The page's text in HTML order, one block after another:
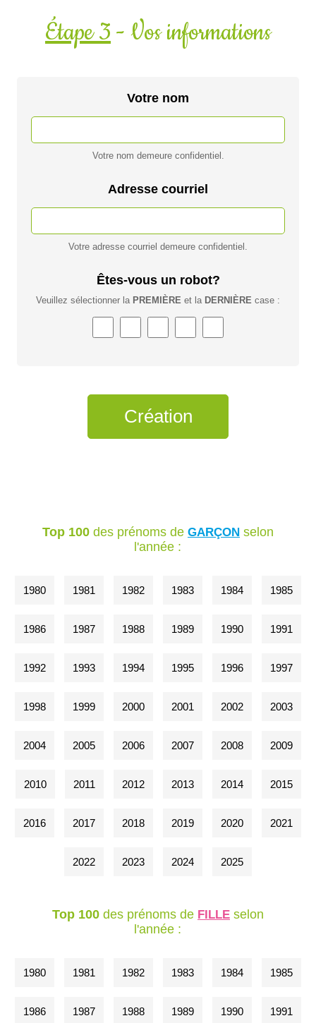
Étape 3- Vos informations
Votre nom
Votre nom demeure confidentiel.
Adresse courriel
Votre adresse courriel demeure confidentiel.
Êtes-vous un robot?
Veuillez sélectionner la PREMIÈRE et la DERNIÈRE case :
Top 100des prénoms de GARÇONselon
l'année :
1980 1981 1982 1983 1984 1985
1986 1987 1988 1989 1990 1991
1992 1993 1994 1995 1996 1997
1998 1999 2000 2001 2002 2003
2004 2005 2006 2007 2008 2009
2010 2011 2012 2013 2014 2015
2016 2017 2018 2019 2020 2021
2022 2023 2024 2025
Top 100des prénoms de FILLEselon
l'année :
1980 1981 1982 1983 1984 1985
1986 1987 1988 1989 1990 1991